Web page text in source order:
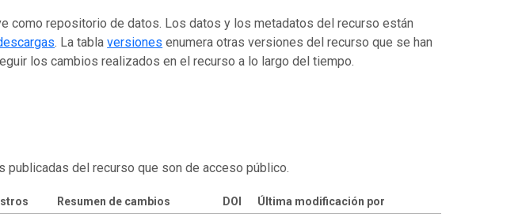
como repositorio de datos. Los datos y los metadatos del recurso están
. La tablaversiones enumera otras versiones del recurso que se han
los cambios realizados en el recurso a lo largo del tiempo.
del recurso que son de acceso público.
Resumen de cambios DOI
Última modificación por